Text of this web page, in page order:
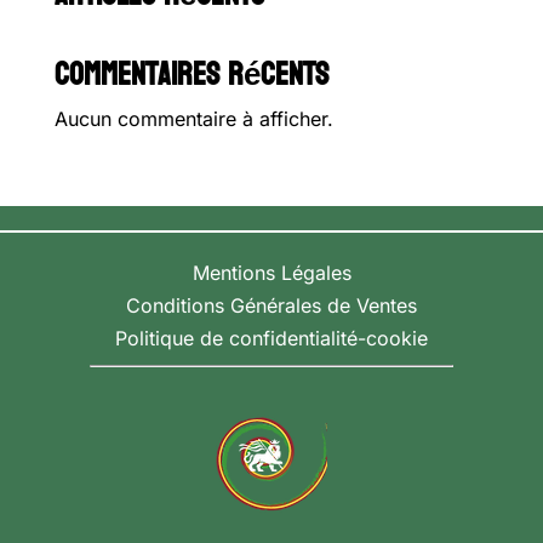
Commentaires récents
Aucun commentaire à afficher.
Mentions Légales
Conditions Générales de Ventes
Politique de confidentialité-cookie